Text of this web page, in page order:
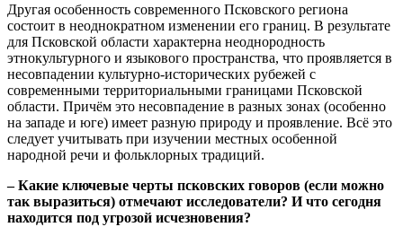
Другая особенность современного Псковского региона
состоит в неоднократном изменении его границ. В результате
для Псковской области характерна неоднородность
этнокультурного и языкового пространства, что проявляется в
несовпадении культурно-исторических рубежей с
современными территориальными границами Псковской
области. Причём это несовпадение в разных зонах (особенно
на западе и юге) имеет разную природу и проявление. Всё это
следует учитывать при изучении местных особенной
народной речи и фольклорных традиций.
– Какие ключевые черты псковских говоров (если можно
так выразиться) отмечают исследователи? И что сегодня
находится под угрозой исчезновения?